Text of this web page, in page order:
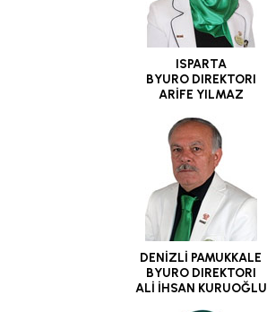
ISPARTA
BYURO DIREKTORI
ARİFE YILMAZ
DENİZLİ PAMUKKALE
BYURO DIREKTORI
ALİ İHSAN KURUOĞLU